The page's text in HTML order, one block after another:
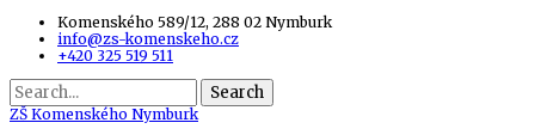
Komenského 589/12, 288 02 Nymburk
info@zs-komenskeho.cz
+420 325 519 511
Search
ZŠ Komenského Nymburk